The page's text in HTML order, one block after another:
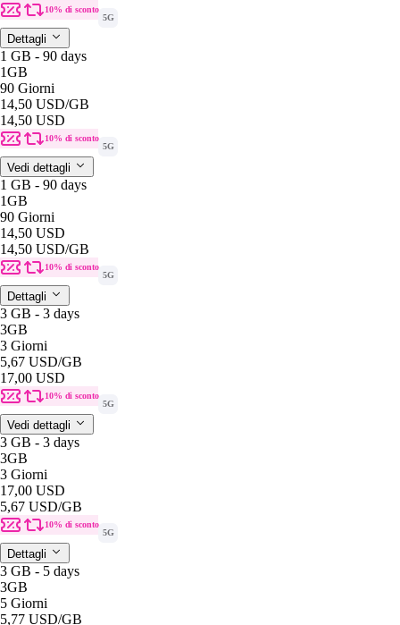
10% di sconto
5G
Dettagli
1 GB - 90 days
1GB
90 Giorni
14,50 USD/GB
14,50 USD
10% di sconto
5G
Vedi dettagli
1 GB - 90 days
1GB
90 Giorni
14,50 USD
14,50 USD/GB
10% di sconto
5G
Dettagli
3 GB - 3 days
3GB
3 Giorni
5,67 USD/GB
17,00 USD
10% di sconto
5G
Vedi dettagli
3 GB - 3 days
3GB
3 Giorni
17,00 USD
5,67 USD/GB
10% di sconto
5G
Dettagli
3 GB - 5 days
3GB
5 Giorni
5,77 USD/GB